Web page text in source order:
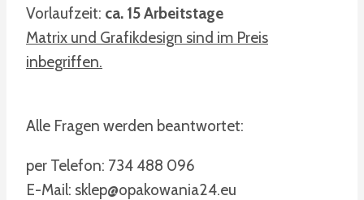
Vorlaufzeit: ca. 15 Arbeitstage
Matrix und Grafikdesign sind im Preis
inbegriffen.
Alle Fragen werden beantwortet:
per Telefon: 734 488 096
E-Mail: sklep@opakowania24.eu